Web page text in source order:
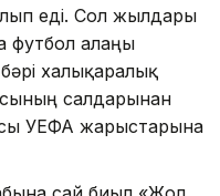
еді. Сол жылдары
футбол алаңы
халықаралық
салдарынан
УЕФА жарыстарына